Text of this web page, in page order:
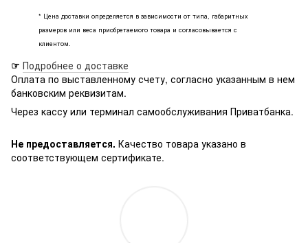
* Цена доставки определяется в зависимости от типа, габаритных
размеров или веса приобретаемого товара и согласовывается с
клиентом.
☞ Подробнее о доставке
Оплата по выставленному счету, согласно указанным в нем
банковским реквизитам.
Через кассу или терминал самообслуживания Приватбанка.
Не предоставляется. Качество товара указано в
соответствующем сертификате.